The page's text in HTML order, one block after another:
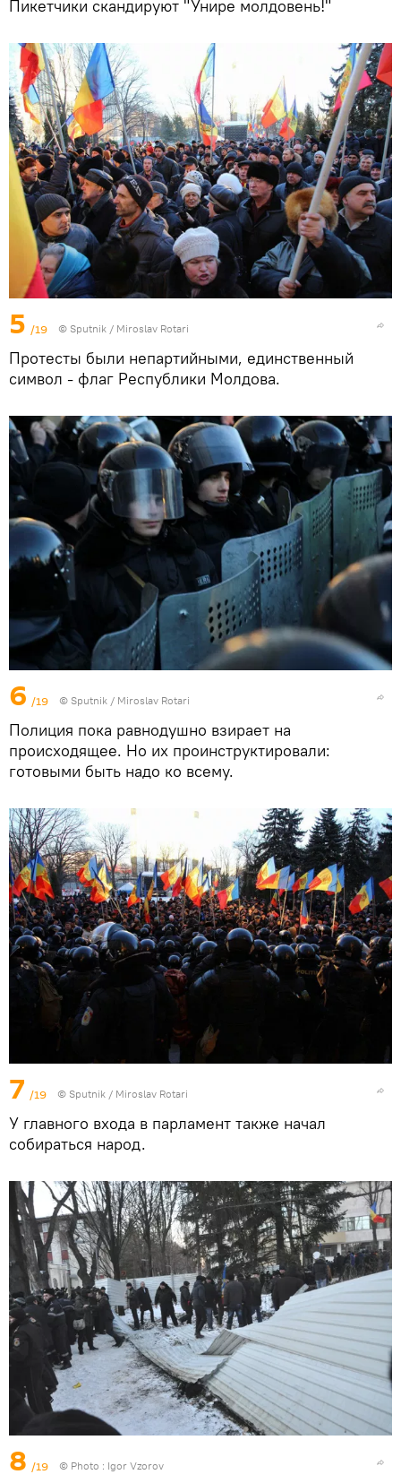
Пикетчики скандируют "Унире молдовень!"
5 /19 © Sputnik / Miroslav Rotari
Протесты были непартийными, единственный
символ - флаг Республики Молдова.
6 /19 © Sputnik / Miroslav Rotari
Полиция пока равнодушно взирает на
происходящее. Но их проинструктировали:
готовыми быть надо ко всему.
7 /19 © Sputnik / Miroslav Rotari
У главного входа в парламент также начал
собираться народ.
8 /19 © Photo : Igor Vzorov